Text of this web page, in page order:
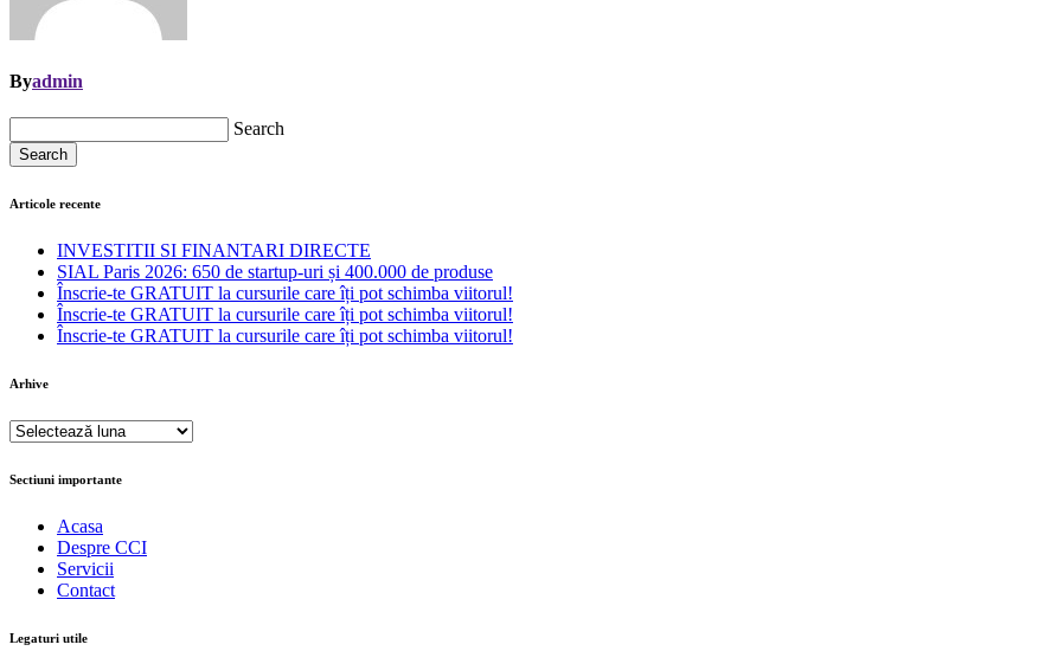
Byadmin
Search
Search
Articole recente
INVESTITII SI FINANTARI DIRECTE
SIAL Paris 2026: 650 de startup-uri și 400.000 de produse
Înscrie-te GRATUIT la cursurile care îți pot schimba viitorul!
Înscrie-te GRATUIT la cursurile care îți pot schimba viitorul!
Înscrie-te GRATUIT la cursurile care îți pot schimba viitorul!
Arhive
Arhive
Sectiuni importante
Acasa
Despre CCI
Servicii
Contact
Legaturi utile